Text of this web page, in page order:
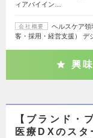
ィアバイイン…
会社概要
ヘルスケア
客・採用・経営支援） デ
興
【ブランド・
医療DXのスタ